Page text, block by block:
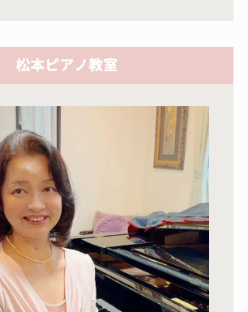
松本ピアノ教室